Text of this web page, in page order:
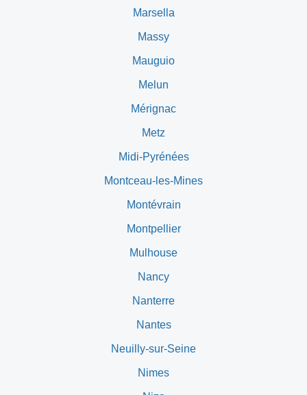
Marsella
Massy
Mauguio
Melun
Mérignac
Metz
Midi-Pyrénées
Montceau-les-Mines
Montévrain
Montpellier
Mulhouse
Nancy
Nanterre
Nantes
Neuilly-sur-Seine
Nimes